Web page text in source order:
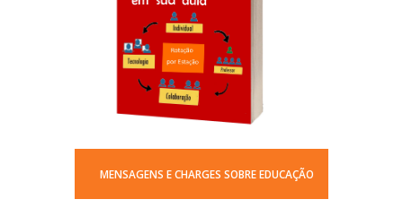
MENSAGENS E CHARGES SOBRE EDUCAÇÃO